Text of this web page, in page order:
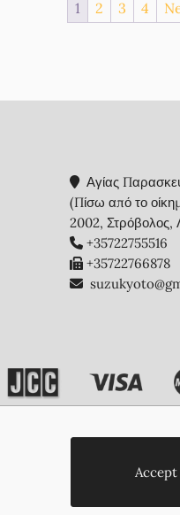
1 2 3 4
Αγίας
(Πίσω από το
2002, Στρόβολος,
+35722755516
+35722766878